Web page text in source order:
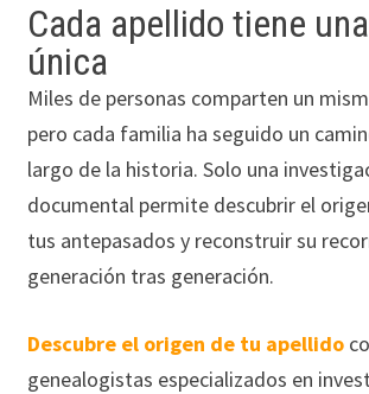
Cada apellido tiene
única
Miles de personas comparten un
pero cada familia ha seguido un
largo de la historia. Solo una
documental permite descubrir el
tus antepasados y reconstruir su
generación tras generación.
Descubre el origen de tu apellido
genealogistas especializados en